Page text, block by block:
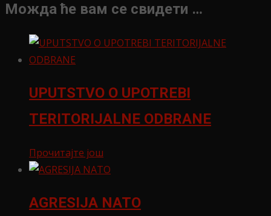
Можда ће вам се свидети …
UPUTSTVO O UPOTREBI
TERITORIJALNE ODBRANE
Прочитајте још
AGRESIJA NATO